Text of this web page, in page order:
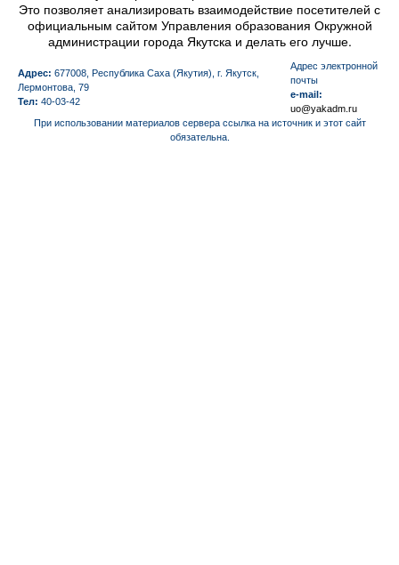
Это позволяет анализировать взаимодействие посетителей с
официальным сайтом Управления образования Окружной
администрации города Якутска и делать его лучше.
Адрес: 677008, Республика Саха (Якутия), г. Якутск,
Лермонтова, 79
Тел: 40-03-42
Aдрес электронной
почты
e-mail:
uo@yakadm.ru
При использовании материалов сервера ссылка на источник и этот сайт
обязательна.